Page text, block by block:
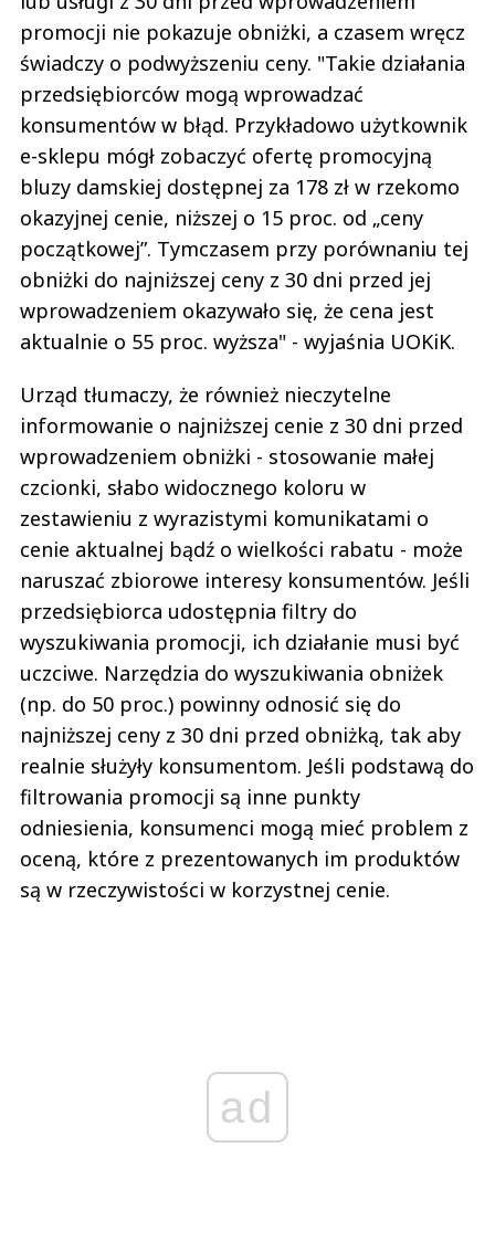
promocji nie pokazuje obniżki, a czasem wręcz
świadczy o podwyższeniu ceny. "Takie działania
przedsiębiorców mogą wprowadzać
konsumentów w błąd. Przykładowo użytkownik
e-sklepu mógł zobaczyć ofertę promocyjną
bluzy damskiej dostępnej za 178 zł w rzekomo
okazyjnej cenie, niższej o 15 proc. od „ceny
początkowej”. Tymczasem przy porównaniu tej
obniżki do najniższej ceny z 30 dni przed jej
wprowadzeniem okazywało się, że cena jest
aktualnie o 55 proc. wyższa" - wyjaśnia UOKiK.
Urząd tłumaczy, że również nieczytelne
informowanie o najniższej cenie z 30 dni przed
wprowadzeniem obniżki - stosowanie małej
czcionki, słabo widocznego koloru w
zestawieniu z wyrazistymi komunikatami o
cenie aktualnej bądź o wielkości rabatu - może
naruszać zbiorowe interesy konsumentów. Jeśli
przedsiębiorca udostępnia filtry do
wyszukiwania promocji, ich działanie musi być
uczciwe. Narzędzia do wyszukiwania obniżek
(np. do 50 proc.) powinny odnosić się do
najniższej ceny z 30 dni przed obniżką, tak aby
realnie służyły konsumentom. Jeśli podstawą do
filtrowania promocji są inne punkty
odniesienia, konsumenci mogą mieć problem z
oceną, które z prezentowanych im produktów
są w rzeczywistości w korzystnej cenie.
ad